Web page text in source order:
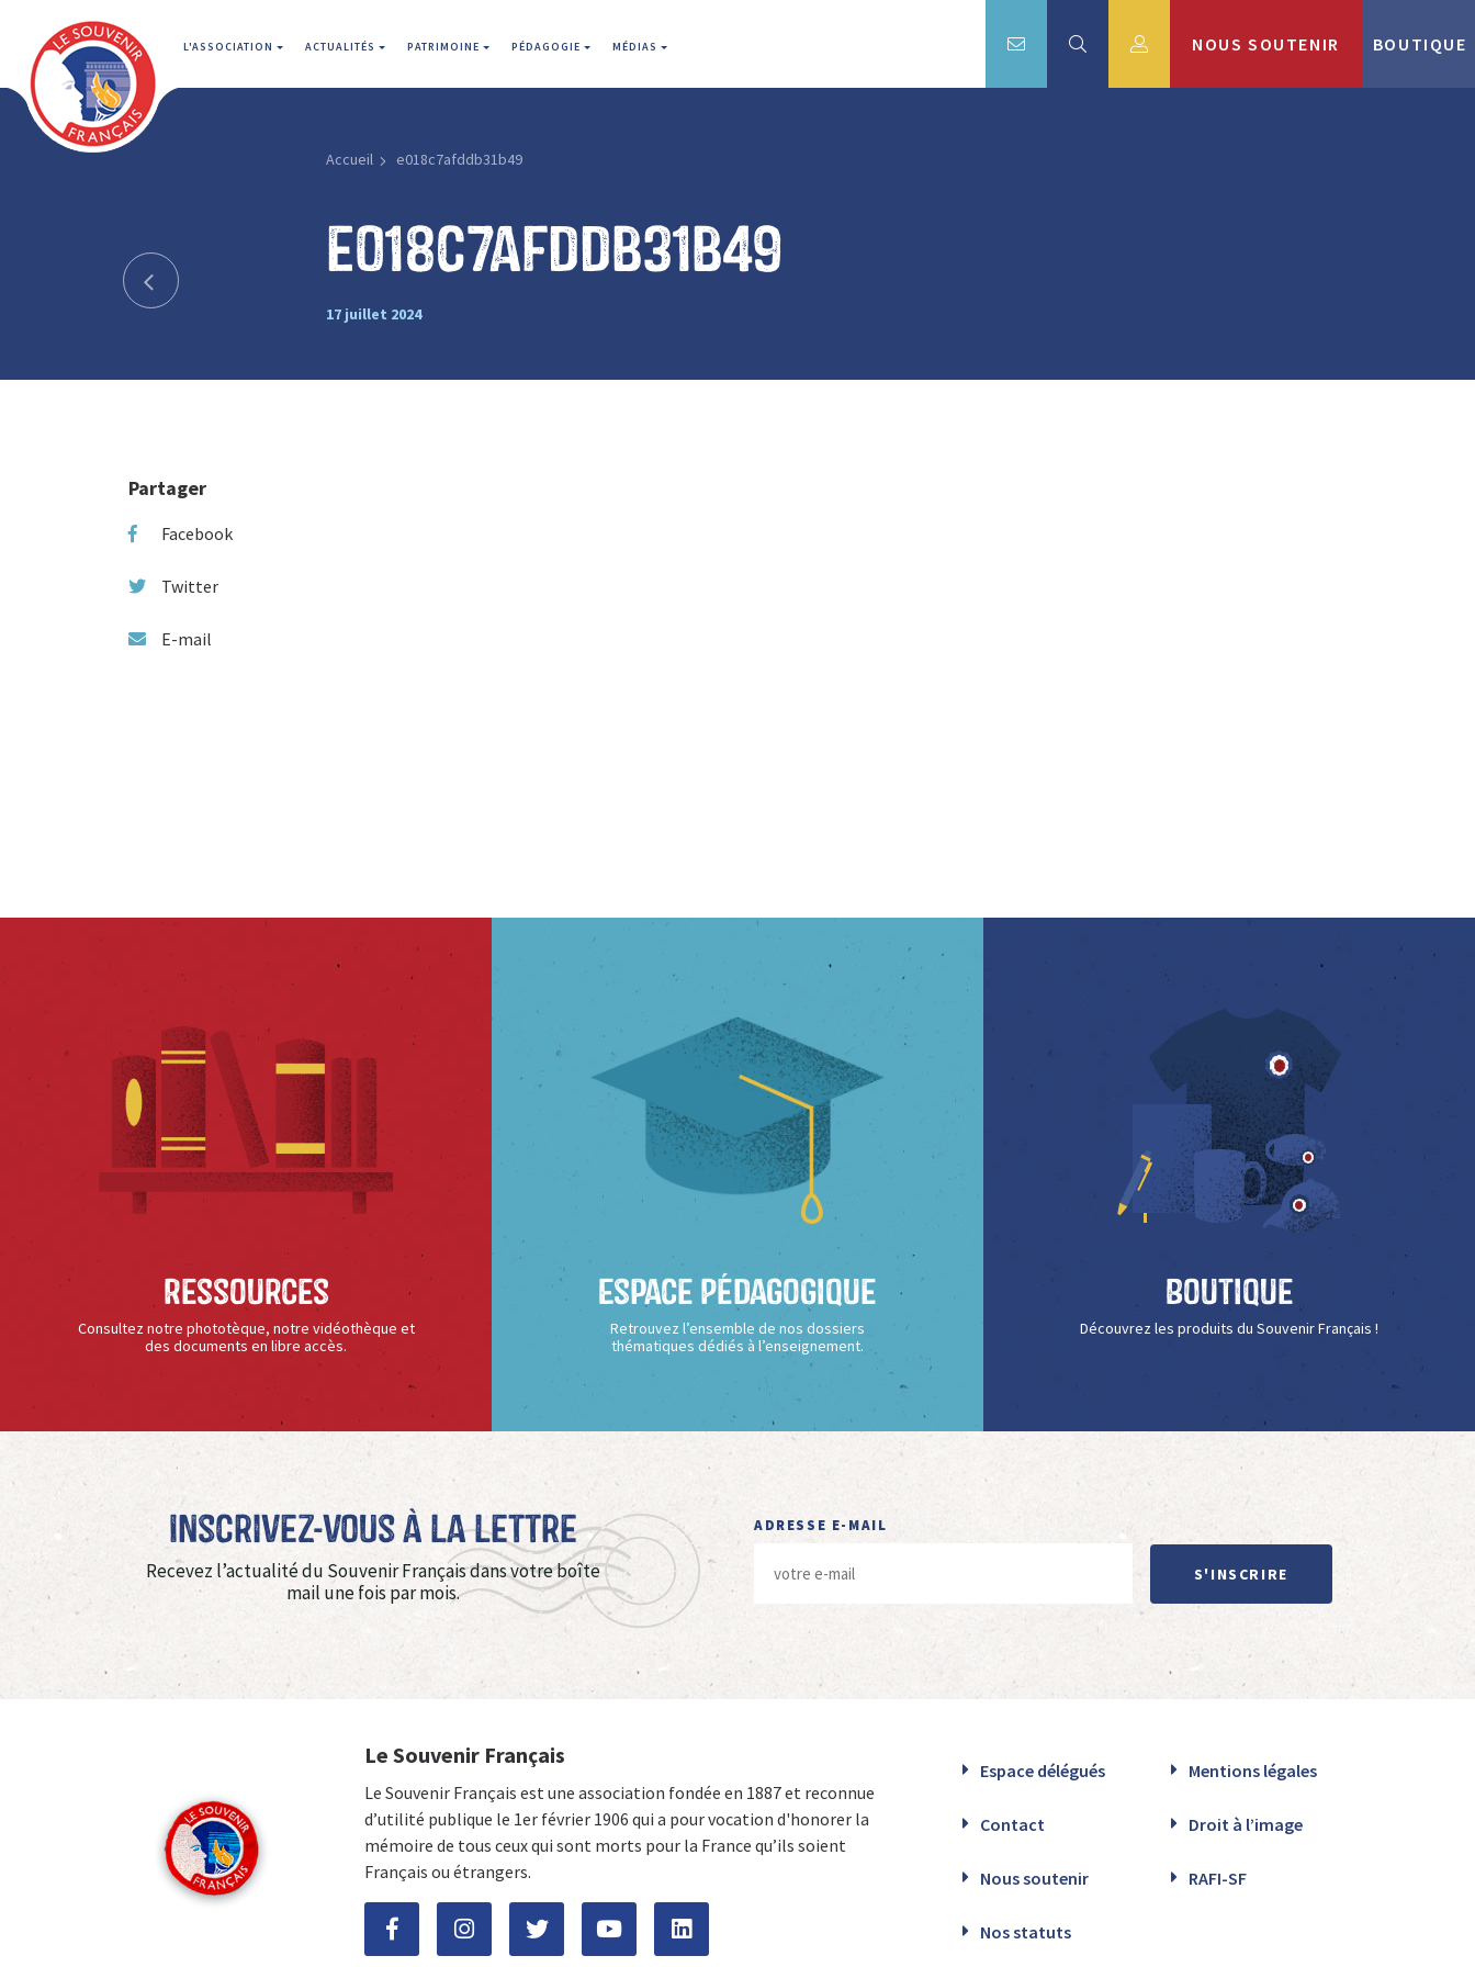
L'ASSOCIATION ACTUALITÉS PATRIMOINE PÉDAGOGIE MÉDIAS NOUS SOUTENIR BOUTIQUE
Accueil e018c7afddb31b49
e018c7afddb31b49
17 juillet 2024
Partager
Facebook
Twitter
E-mail
Ressources
Consultez notre phototèque, notre vidéothèque et
des documents en libre accès.
Espace Pédagogique
Retrouvez l’ensemble de nos dossiers
thématiques dédiés à l’enseignement.
Boutique
Découvrez les produits du Souvenir Français !
Inscrivez-vous à La Lettre
Recevez l’actualité du Souvenir Français dans votre boîte
mail une fois par mois.
ADRESSE E-MAIL
S'INSCRIRE
Le Souvenir Français
Le Souvenir Français est une association fondée en 1887 et reconnue
d’utilité publique le 1er février 1906 qui a pour vocation d'honorer la
mémoire de tous ceux qui sont morts pour la France qu’ils soient
Français ou étrangers.
Espace délégués Mentions légales
Contact Droit à l’image
Nous soutenir RAFI-SF
Nos statuts